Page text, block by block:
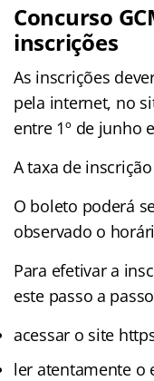
Concurso
inscrições
As inscrições
pela internet, no
entre 1º de junho
A taxa de
O boleto poderá
observado o
Para efetivar a
este passo a
acessar o site
ler atentamente o